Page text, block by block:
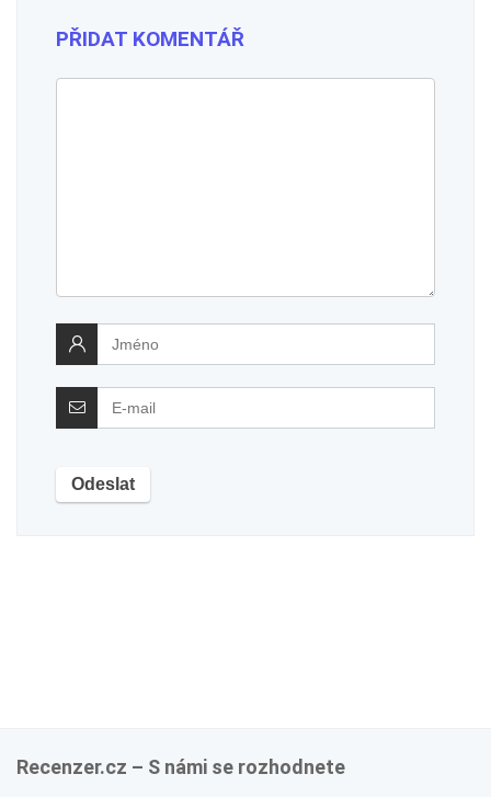
PŘIDAT KOMENTÁŘ
Recenzer.cz – S námi se rozhodnete